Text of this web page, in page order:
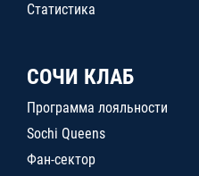
Статистика
СОЧИ КЛАБ
Программа лояльности
Sochi Queens
Фан-сектор